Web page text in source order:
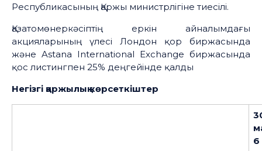
Республикасының Қаржы министрлігіне тиесілі.
Қазатомөнеркәсіптің еркін айналымдағы
акцияларының үлесі Лондон қор биржасында
және Astana International Exchange биржасында
қос листингпен 25% деңгейінде қалды
Негізгі қаржылық көрсеткіштер
6